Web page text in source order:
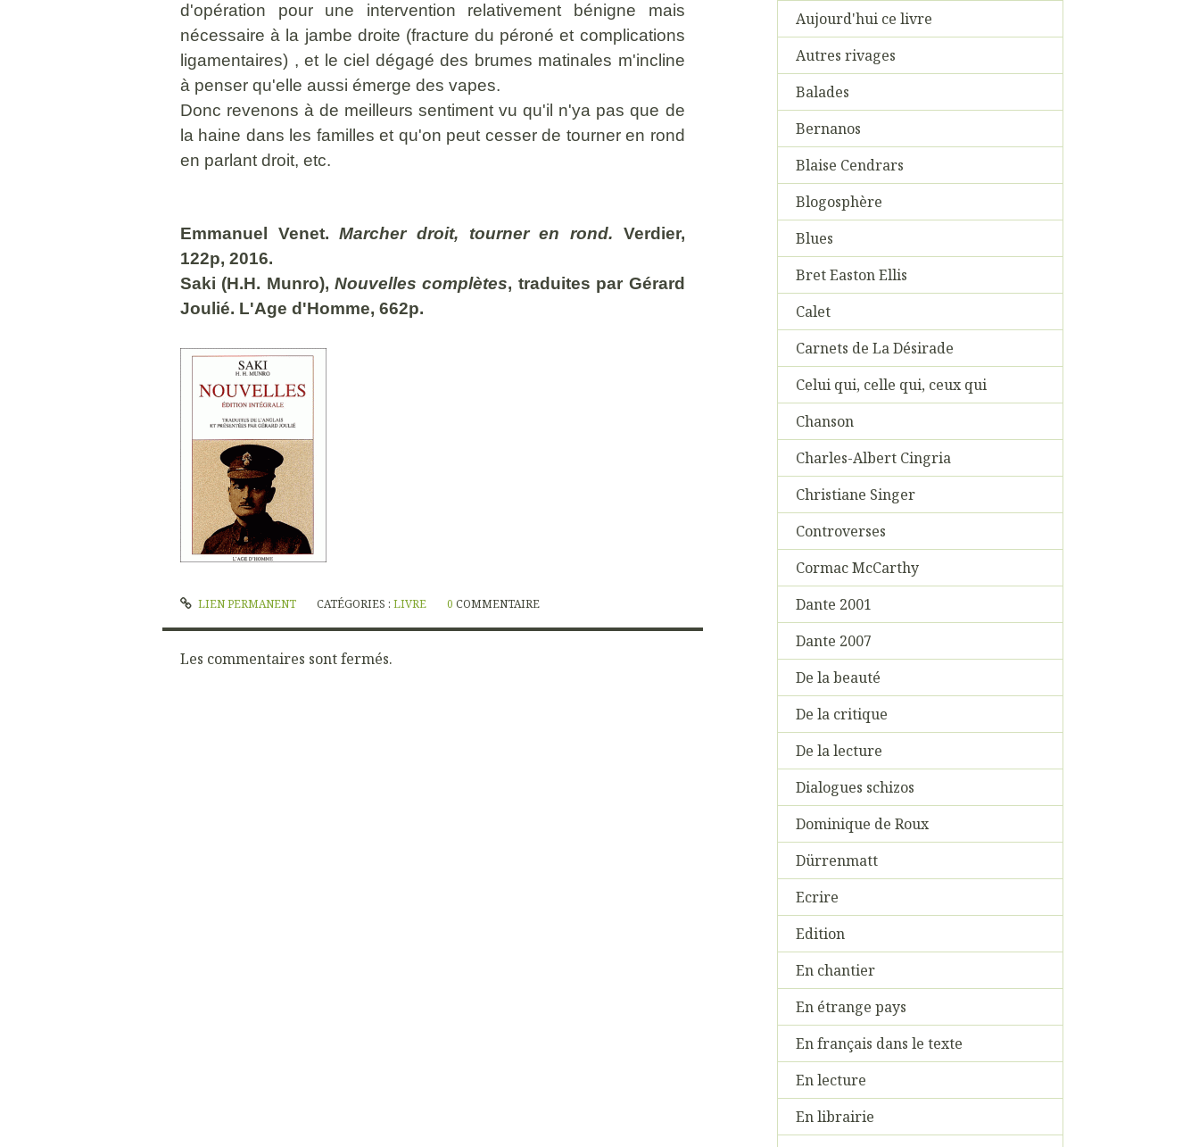
d'opération pour une intervention relativement bénigne mais
nécessaire à la jambe droite (fracture du péroné et complications
ligamentaires) , et le ciel dégagé des brumes matinales m'incline
à penser qu'elle aussi émerge des vapes.
Donc revenons à de meilleurs sentiment vu qu'il n'ya pas que de
la haine dans les familles et qu'on peut cesser de tourner en rond
en parlant droit, etc.
Emmanuel Venet.Marcher droit, tourner en rond. Verdier,
122p, 2016.
Saki (H.H. Munro),Nouvelles complètes, traduites par Gérard
Joulié. L'Age d'Homme, 662p.
LIEN PERMANENT CATÉGORIES :LIVRE 0 COMMENTAIRE
Les commentaires sont fermés.
Aujourd'hui ce livre
Autres rivages
Balades
Bernanos
Blaise Cendrars
Blogosphère
Blues
Bret Easton Ellis
Calet
Carnets de La Désirade
Celui qui, celle qui, ceux qui
Chanson
Charles-Albert Cingria
Christiane Singer
Controverses
Cormac McCarthy
Dante 2001
Dante 2007
De la beauté
De la critique
De la lecture
Dialogues schizos
Dominique de Roux
Dürrenmatt
Ecrire
Edition
En chantier
En étrange pays
En français dans le texte
En lecture
En librairie